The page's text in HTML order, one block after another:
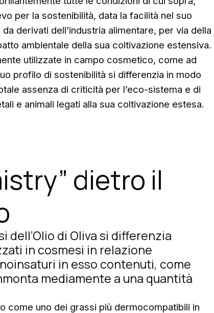
per la sostenibilità, data la facilità nel suo
derivati dell’industria alimentare, per via della
ambientale della sua coltivazione estensiva.
utilizzate in campo cosmetico, come ad
profilo di sostenibilità si differenzia in modo
assenza di criticità per l’eco-sistema e di
e animali legati alla sua coltivazione estesa.
dietro il
dell’Olio di Oliva si differenzia
in cosmesi in relazione
in esso contenuti, come
mediamente a una quantità
come uno dei grassi più dermocompatibili in